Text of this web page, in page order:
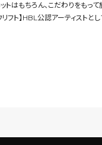
トはもちろん、こだわりをもっ
リフト】HBL公認アーティスト